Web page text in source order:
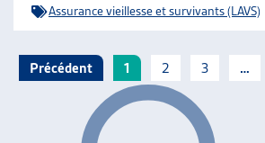
Assurance vieillesse et survivants (LAVS)
Précédent 1 2 3 …